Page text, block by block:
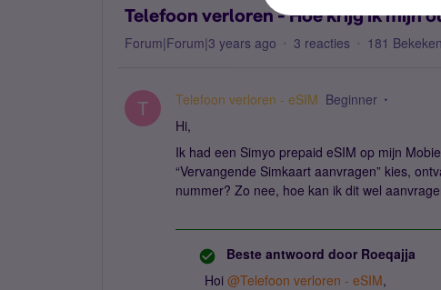
Telefoon verloren - Hoe krijg ik mijn
Forum|Forum|3 years ago 3 reacties 181 Bekeken
T Telefoon verloren - eSIM Beginner
Hi,
Ik had een Simyo prepaid eSIM op mijn
“Vervangende Simkaart aanvragen” kies,
nummer? Zo nee, hoe kan ik dit wel
Beste antwoord door Roeqajja
Hoi @Telefoon verloren - eSIM,